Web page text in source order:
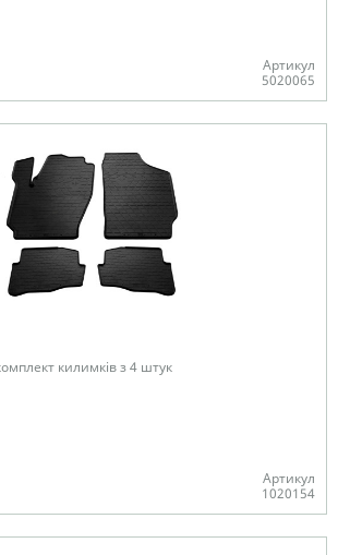
Артикул
5020065
килимків з 4 штук
Артикул
1020154